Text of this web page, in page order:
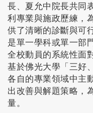
長、夏允中院長共同
利專業與施政歷練，
供了清晰的診斷與可
是單一學科或單一部
全校動員的系統性面
基於佛光大學「三好
各自的專業領域中主
出改善與解題策略，
量。